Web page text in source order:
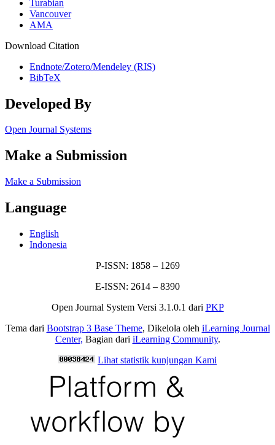
Turabian
Vancouver
AMA
Download Citation
Endnote/Zotero/Mendeley (RIS)
BibTeX
Developed By
Open Journal Systems
Make a Submission
Make a Submission
Language
English
Indonesia
P-ISSN: 1858 – 1269
E-ISSN: 2614 – 8390
Open Journal System Versi 3.1.0.1 dari PKP
Tema dari Bootstrap 3 Base Theme, Dikelola oleh iLearning Journal
Center, Bagian dari iLearning Community.
Lihat statistik kunjungan Kami